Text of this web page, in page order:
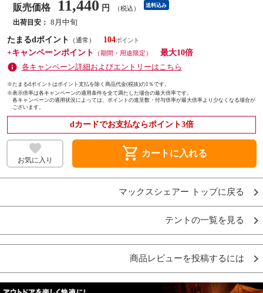
販売価格 11,440 円 （税込） 送料込み
出荷目安： 8月中旬
たまるdポイント
（通常）
104
+キャンペーンポイント
（期間・用途限定）
最大10倍
各キャンペーン詳細およびエントリーはこちら
※たまるdポイントはポイント支払を除く商品代金(税抜)の1％です。
※表示倍率は各キャンペーンの適用条件を全て満たした場合の最大倍率です。
各キャンペーンの適用状況によっては、ポイントの進呈数・付与倍率が最大倍率より少なくなる場合が
ございます。
dカードでお支払ならポイント3倍
お気に入り shopping_cart カートに入れる
マックスシェアー トップに戻る
テントの一覧を見る
商品レビューを投稿するには